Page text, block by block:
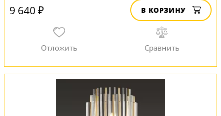
9 640 ₽ В КОРЗИНУ